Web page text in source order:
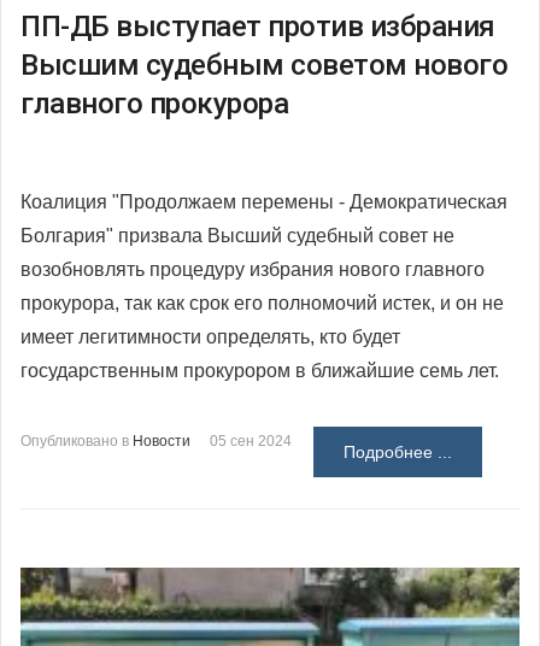
ПП-ДБ выступает против избрания
Высшим судебным советом нового
главного прокурора
Коалиция "Продолжаем перемены - Демократическая
Болгария" призвала Высший судебный совет не
возобновлять процедуру избрания нового главного
прокурора, так как срок его полномочий истек, и он не
имеет легитимности определять, кто будет
государственным прокурором в ближайшие семь лет.
Опубликовано в Новости 05 сен 2024
Подробнее ...